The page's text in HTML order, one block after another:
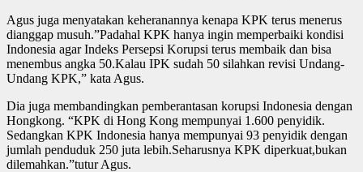
Agus juga menyatakan keheranannya kenapa KPK terus menerus
dianggap musuh.”Padahal KPK hanya ingin memperbaiki kondisi
Indonesia agar Indeks Persepsi Korupsi terus membaik dan bisa
menembus angka 50.Kalau IPK sudah 50 silahkan revisi Undang-
Undang KPK,” kata Agus.
Dia juga membandingkan pemberantasan korupsi Indonesia dengan
Hongkong. “KPK di Hong Kong mempunyai 1.600 penyidik.
Sedangkan KPK Indonesia hanya mempunyai 93 penyidik dengan
jumlah penduduk 250 juta lebih.Seharusnya KPK diperkuat,bukan
dilemahkan.”tutur Agus.